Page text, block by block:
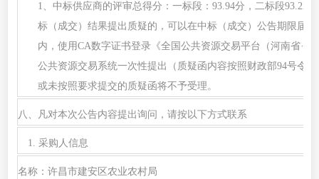
1、中标供应商的评审总得分：一标段：93.94分，二标段93.22
标（成交）结果提出质疑的，可以在中标（成交）公告期限届
内，使用CA数字证书登录《全国公共资源交易平台（河南省·许
公共资源交易系统一次性提出（质疑函内容按照财政部94号令
或未按照要求提交的质疑函将不予受理。
八、凡对本次公告内容提出询问，请按以下方式联系
1. 采购人信息
名称：许昌市建安区农业农村局